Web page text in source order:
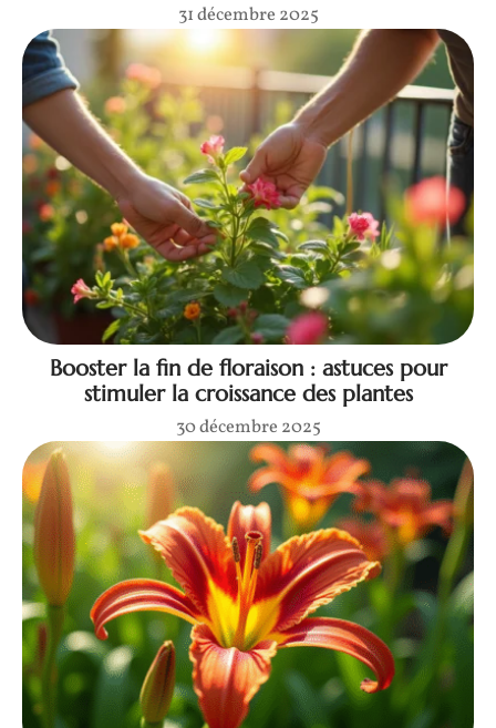
31 décembre 2025
Booster la fin de floraison : astuces pour
stimuler la croissance des plantes
30 décembre 2025